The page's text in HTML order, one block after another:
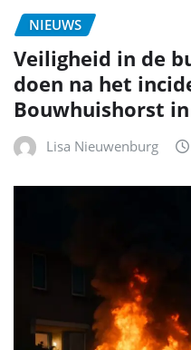
NIEUWS
Veiligheid in de
doen na het
Bouwhuishorst in
Lisa Nieuwenburg